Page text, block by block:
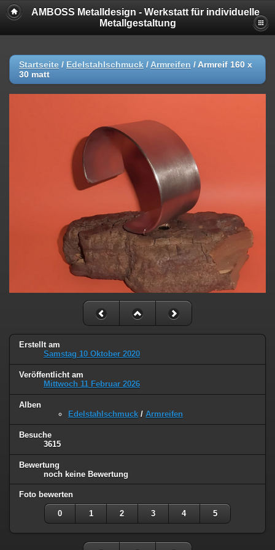
AMBOSS Metalldesign - Werkstatt für individuelle
Metallgestaltung
Startseite / Edelstahlschmuck / Armreifen / Armreif 160 x
30 matt
Erstellt am
Samstag 10 Oktober 2020
Veröffentlicht am
Mittwoch 11 Februar 2026
Alben
Edelstahlschmuck / Armreifen
Besuche
3615
Bewertung
noch keine Bewertung
Foto bewerten
0 1 2 3 4 5